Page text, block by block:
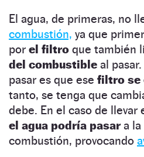
El agua, de primeras, no
combustión, ya que
por el filtro que también
del combustible al
pasar es que ese filtro se
tanto, se tenga que
debe. En el caso de llevar
el agua podría pasara la
combustión, provocando